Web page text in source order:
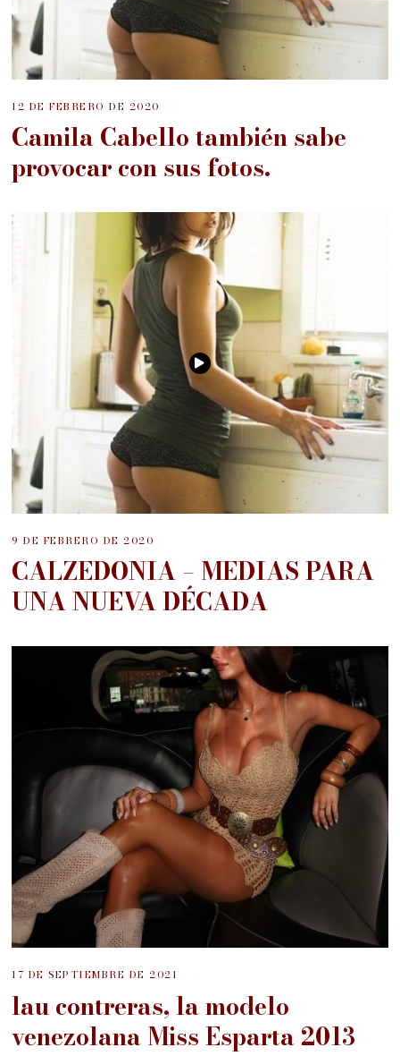
12 DE FEBRERO DE 2020
Camila Cabello también sabe
provocar con sus fotos.
9 DE FEBRERO DE 2020
CALZEDONIA – MEDIAS PARA
UNA NUEVA DÉCADA
17 DE SEPTIEMBRE DE 2021
lau contreras, la modelo
venezolana Miss Esparta 2013